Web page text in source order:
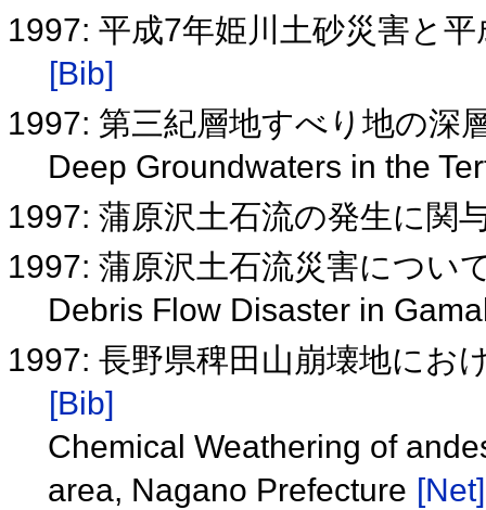
1997: 平成7年姫川土砂災害と
[Bib]
1997: 第三紀層地すべり地の深
Deep Groundwaters in the
1997: 蒲原沢土石流の発生に関
1997: 蒲原沢土石流災害につい
Debris Flow Disaster in
1997: 長野県稗田山崩壊地にお
[Bib]
Chemical Weathering of
area, Nagano Prefecture [Net]